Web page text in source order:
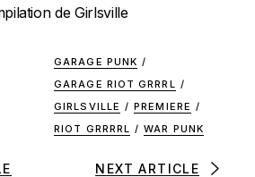
deGirlsville
GARAGE PUNK /
GARAGE RIOT GRRRL /
GIRLSVILLE / PREMIERE /
RIOT GRRRRL / WAR PUNK
NEXT ARTICLE